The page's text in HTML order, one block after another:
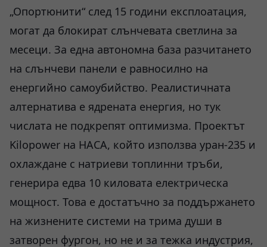
„Опортюнити“ след 15 години експлоатация,
могат да блокират слънчевата светлина за
месеци. За една автономна база разчитането
на слънчеви панели е равносилно на
енергийно самоубийство. Реалистичната
алтернатива е ядрената енергия, но тук
числата не подкрепят оптимизма. Проектът
Kilopower на НАСА, който използва уран-235 и
охлаждане с натриеви топлинни тръби,
генерира едва 10 киловата електрическа
мощност. Това е достатъчно за поддържането
на жизнените системи на трима души в
затворен фургон, но не и за тежка индустрия,